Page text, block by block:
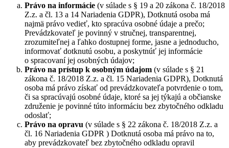
Právo na informácie (v súlade s § 19 a 20 zákona č. 18/2018
Z.z. a čl. 13 a 14 Nariadenia GDPR), Dotknutá osoba má
najmä právo vedieť, kto spracúva osobné údaje a prečo;
Prevádzkovateľ je povinný v stručnej, transparentnej,
zrozumiteľnej a ľahko dostupnej forme, jasne a jednoducho,
informovať dotknutú osobu, a poskytnúť jej informácie
o spracovaní jej osobných údajov;
Právo na prístup k osobným údajom (v súlade s § 21
zákona č. 18/2018 Z.z. a čl. 15 Nariadenia GDPR), Dotknutá
osoba má právo získať od prevádzkovateľa potvrdenie o tom,
či sa spracúvajú osobné údaje, ktoré sa jej týkajú a občianske
združenie je povinné túto informáciu bez zbytočného odkladu
odoslať;
Právo na opravu (v súlade s § 22 zákona č. 18/2018 Z.z. a
čl. 16 Nariadenia GDPR ) Dotknutá osoba má právo na to,
aby prevádzkovateľ bez zbytočného odkladu opravil